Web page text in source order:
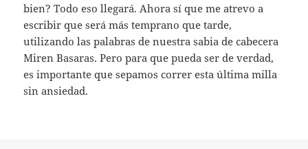
bien? Todo eso llegará. Ahora sí que me atrevo a
escribir que será más temprano que tarde,
utilizando las palabras de nuestra sabia de cabecera
Miren Basaras. Pero para que pueda ser de verdad,
es importante que sepamos correr esta última milla
sin ansiedad.